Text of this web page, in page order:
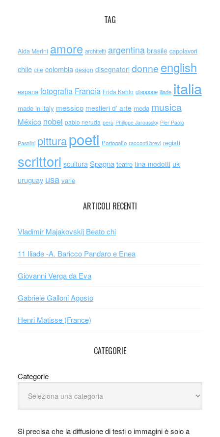
TAG
Alda Merini amore architetti argentina brasile capolavori
chile cile colombia design disegnatori donne english
espana fotografia Francia Frida Kahlo giappone iliade italia
made in italy messico mestieri d' arte moda musica
México nobel pablo neruda perù Philippe Jaroussky Pier Paolo
Pasolini pitturapoeti Portogallo racconti brevi registi
scrittori scultura Spagna teatro tina modotti uk
uruguay usa varie
ARTICOLI RECENTI
Vladimir Majakovskij Beato chi
11 Iliade -A. Baricco Pandaro e Enea
Giovanni Verga da Eva
Gabriele Galloni Agosto
Henri Matisse (France)
CATEGORIE
Categorie
Si precisa che la diffusione di testi o immagini è solo a